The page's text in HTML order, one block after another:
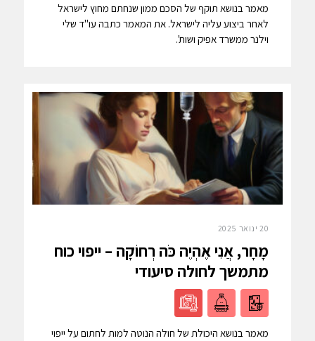
מאמר בנושא תוקף של הסכם ממון שנחתם מחוץ לישראל
לאחר ביצוע עליה לישראל. את המאמר כתבה עו"ד שלי
וילנר ממשרד אפיק ושות'.
20 ינואר 2025
מָחָר, אֲנִי אֶהְיֶה כֹּה רְחוֹקָה – ייפוי כוח
מתמשך לחולה סיעודי
מאמר בנושא היכולת של חולה הנוטה למות לחתום על ייפוי